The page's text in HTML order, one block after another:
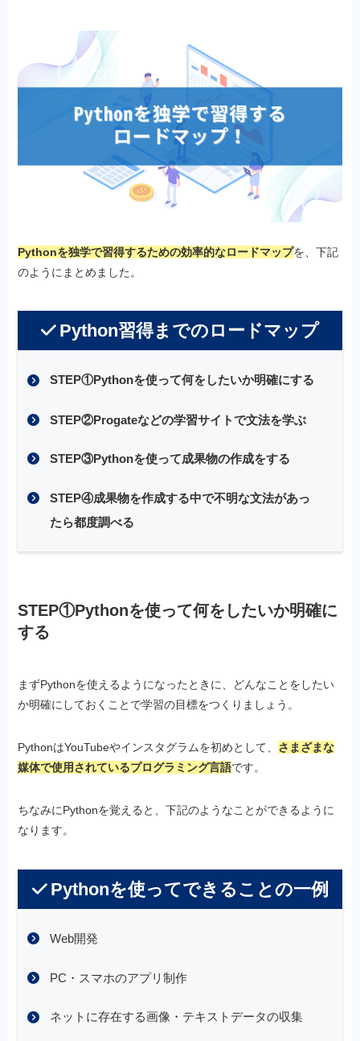
Pythonを独学で習得するための効率的なロードマップを、下記
のようにまとめました。
Python習得までのロードマップ
STEP①Pythonを使って何をしたいか明確にする
STEP②Progateなどの学習サイトで文法を学ぶ
STEP③Pythonを使って成果物の作成をする
STEP④成果物を作成する中で不明な文法があっ
たら都度調べる
STEP①Pythonを使って何をしたいか明確に
する
まずPythonを使えるようになったときに、どんなことをしたい
か明確にしておくことで学習の目標をつくりましょう。
PythonはYouTubeやインスタグラムを初めとして、 さまざまな
媒体で使用されているプログラミング言語です。
ちなみにPythonを覚えると、下記のようなことができるように
なります。
Pythonを使ってできることの一例
Web開発
PC・スマホのアプリ制作
ネットに存在する画像・テキストデータの収集